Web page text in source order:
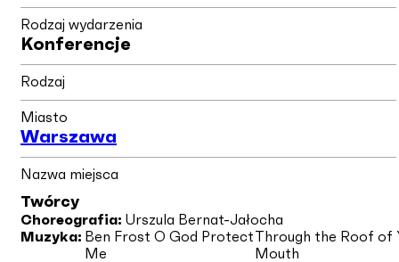
Rodzaj wydarzenia
Konferencje
Rodzaj
Miasto
Warszawa
Nazwa miejsca
Twórcy
Choreografia: Urszula Bernat-Jałocha
Muzyka: Ben Frost O God Protect
Me
Through the Roof of
Mouth